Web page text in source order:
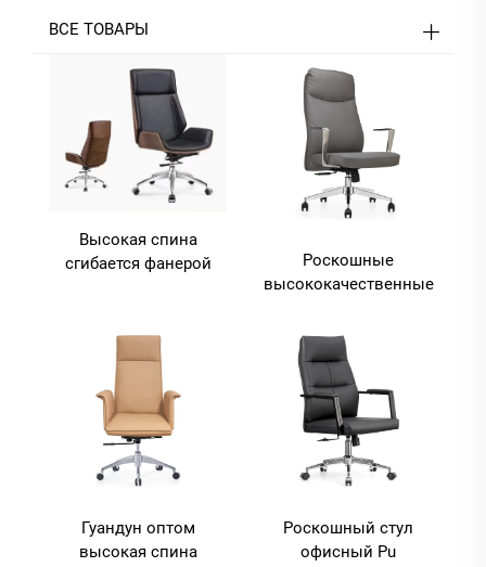
ВСЕ ТОВАРЫ
Высокая спина
сгибается фанерой
роскошный кожаный
регулируемый
компьютер босс
офисный стул
Роскошные
высококачественные
пу-кожаного шелка
исполнительный босс
эргономические
офисные стулья
удобные стулья
Гуандун оптом
высокая спина
Роскошный стул
офисный Pu